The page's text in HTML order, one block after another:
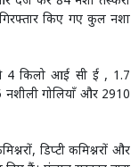
किए गए कुल नशा
से 4 किलो आई सी ई , 1.7
गोलियाँ और 2910
डिप्टी कमिश्नरों और